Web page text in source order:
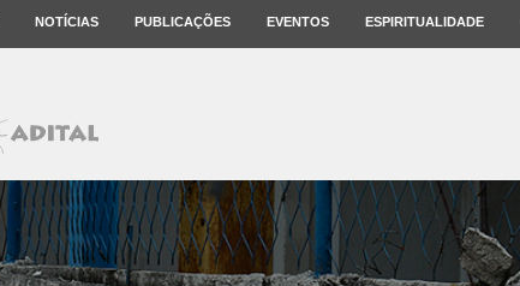
NOTÍCIAS PUBLICAÇÕES EVENTOS ESPIRITUALIDADE